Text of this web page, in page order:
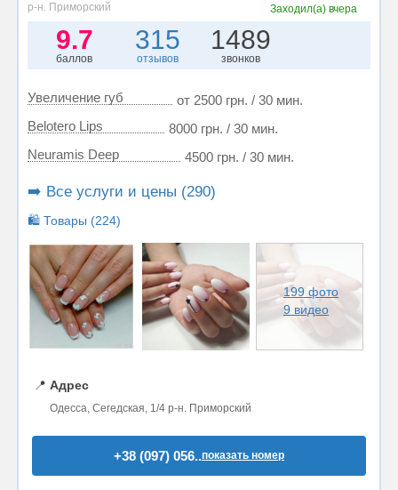
р-н. Приморский Заходил(а) вчера
9.7
баллов
315
отзывов
1489
звонков
Увеличение губ
от 2500 грн. / 30 мин.
Belotero Lips
8000 грн. / 30 мин.
Neuramis Deep
4500 грн. / 30 мин.
➡️ Все услуги и цены (290)
🛍️ Товары (224)
199 фото
9 видео
📍 Адрес
Одесса, Сегедская, 1/4 р-н. Приморский
+38 (097) 056..показать номер